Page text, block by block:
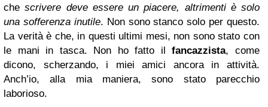
chescrivere deve essere un piacere, altrimenti è solo
una sofferenza inutile. Non sono stanco solo per questo.
La verità è che, in questi ultimi mesi, non sono stato con
le mani in tasca. Non ho fatto ilfancazzista, come
dicono, scherzando, i miei amici ancora in attività.
Anch’io, alla mia maniera, sono stato parecchio
laborioso.